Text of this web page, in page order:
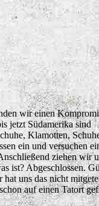
wir einen
jetzt Südamerika sind
Klamotten,
ein und versuchen
ziehen wir
ist? Abgeschlossen.
uns das nicht
auf einen Tatort